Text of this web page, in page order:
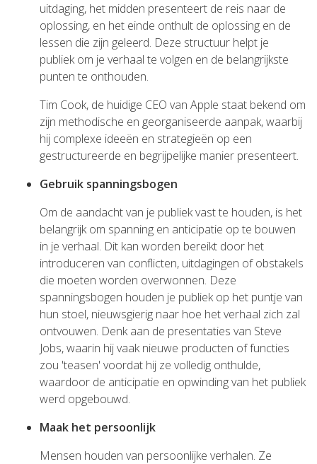
uitdaging, het midden presenteert de reis naar de
oplossing, en het einde onthult de oplossing en de
lessen die zijn geleerd. Deze structuur helpt je
publiek om je verhaal te volgen en de belangrijkste
punten te onthouden.
Tim Cook, de huidige CEO van Apple staat bekend om
zijn methodische en georganiseerde aanpak, waarbij
hij complexe ideeën en strategieën op een
gestructureerde en begrijpelijke manier presenteert.
Gebruik spanningsbogen
Om de aandacht van je publiek vast te houden, is het
belangrijk om spanning en anticipatie op te bouwen
in je verhaal. Dit kan worden bereikt door het
introduceren van conflicten, uitdagingen of obstakels
die moeten worden overwonnen. Deze
spanningsbogen houden je publiek op het puntje van
hun stoel, nieuwsgierig naar hoe het verhaal zich zal
ontvouwen. Denk aan de presentaties van Steve
Jobs, waarin hij vaak nieuwe producten of functies
zou 'teasen' voordat hij ze volledig onthulde,
waardoor de anticipatie en opwinding van het publiek
werd opgebouwd.
Maak het persoonlijk
Mensen houden van persoonlijke verhalen. Ze